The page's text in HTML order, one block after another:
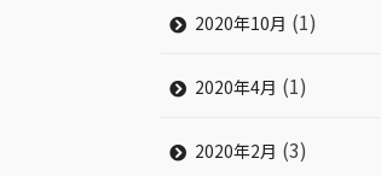
2020年10月 (1)
2020年4月 (1)
2020年2月 (3)